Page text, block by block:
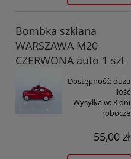
Bombka szklana
WARSZAWA M20
CZERWONA auto 1 szt
Dostępność:duża
ilość
Wysyłka w:3 dni
robocze
55,00 zł